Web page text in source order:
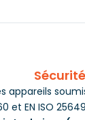
Sécurité
appareils
et EN ISO